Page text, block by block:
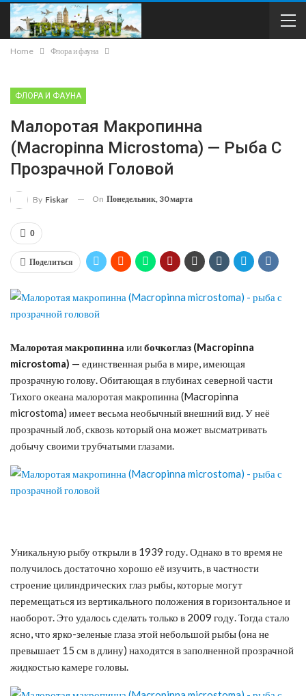
Home Флора и фауна
ФЛОРА И ФАУНА
Малоротая Макропинна
(Macropinna Microstoma) — Рыба С
Прозрачной Головой
By Fiskar On Понедельник, 30 марта
0
Поделиться
Малоротая макропинна илибочкоглаз (Macropinna
microstoma) — единственная рыба в мире, имеющая
прозрачную голову. Обитающая в глубинах северной части
Тихого океана малоротая макропинна (Macropinna
microstoma) имеет весьма необычный внешний вид. У неё
прозрачный лоб, сквозь который она может высматривать
добычу своими трубчатыми глазами.
Уникальную рыбу открыли в 1939 году. Однако в то время не
получилось достаточно хорошо её изучить, в частности
строение цилиндрических глаз рыбы, которые могут
перемещаться из вертикального положения в горизонтальное и
наоборот. Это удалось сделать только в 2009 году. Тогда стало
ясно, что ярко-зеленые глаза этой небольшой рыбы (она не
превышает 15 см в длину) находятся в заполненной прозрачной
жидкостью камере головы.